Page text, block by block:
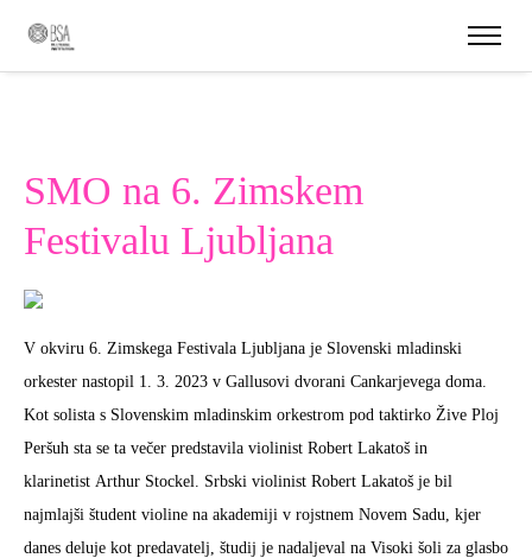
SMO na 6. Zimskem
Festivalu Ljubljana
V okviru 6. Zimskega Festivala Ljubljana je Slovenski mladinski
orkester nastopil 1. 3. 2023 v Gallusovi dvorani Cankarjevega doma.
Kot solista s Slovenskim mladinskim orkestrom pod taktirko Žive Ploj
Peršuh sta se ta večer predstavila violinist Robert Lakatoš in
klarinetist Arthur Stockel. Srbski violinist Robert Lakatoš je bil
najmlajši študent violine na akademiji v rojstnem Novem Sadu, kjer
danes deluje kot predavatelj, študij je nadaljeval na Visoki šoli za glasbo